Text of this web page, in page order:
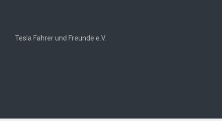
Tesla Fahrer und Freunde e.V.